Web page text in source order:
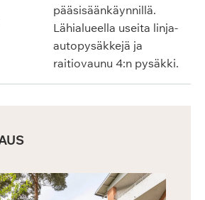
pääsisäänkäynnillä.
Lähialueella useita linja-
autopysäkkejä ja
raitiovaunu 4:n pysäkki.